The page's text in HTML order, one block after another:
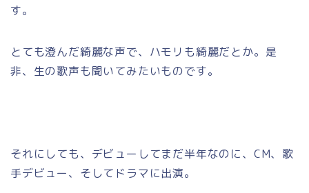
す。
とても澄んだ綺麗な声で、ハモリも綺麗だとか。是
非、生の歌声も聞いてみたいものです。
それにしても、デビューしてまだ半年なのに、CM、歌
手デビュー、そしてドラマに出演。